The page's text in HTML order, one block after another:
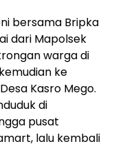
bersama Bripka
dari Mapolsek
warga di
ke
Kasro Mego.
di
pusat
lalu kembali